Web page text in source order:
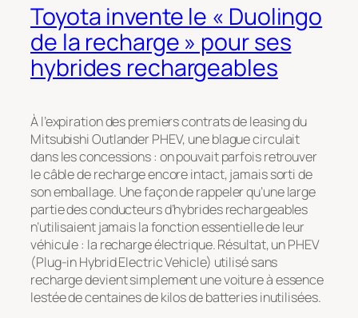
Toyota invente le « Duolingo
de la recharge » pour ses
hybrides rechargeables
À l’expiration des premiers contrats de leasing du
Mitsubishi Outlander PHEV, une blague circulait
dans les concessions : on pouvait parfois retrouver
le câble de recharge encore intact, jamais sorti de
son emballage. Une façon de rappeler qu’une large
partie des conducteurs d’hybrides rechargeables
n’utilisaient jamais la fonction essentielle de leur
véhicule : la recharge électrique. Résultat, un PHEV
(Plug-in Hybrid Electric Vehicle) utilisé sans
recharge devient simplement une voiture à essence
lestée de centaines de kilos de batteries inutilisées.